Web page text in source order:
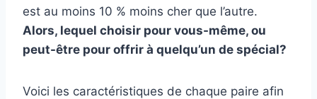
est au moins 10 % moins cher que l’autre.
Alors, lequel choisir pour vous-même, ou
peut-être pour offrir à quelqu’un de spécial?
Voici les caractéristiques de chaque paire afin